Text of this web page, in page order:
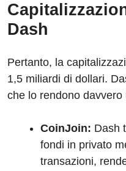
Dash
Pertanto, la
1,5 miliardi di dollari.
che lo rendono davvero
CoinJoin: Dash
fondi in privato
transazioni,